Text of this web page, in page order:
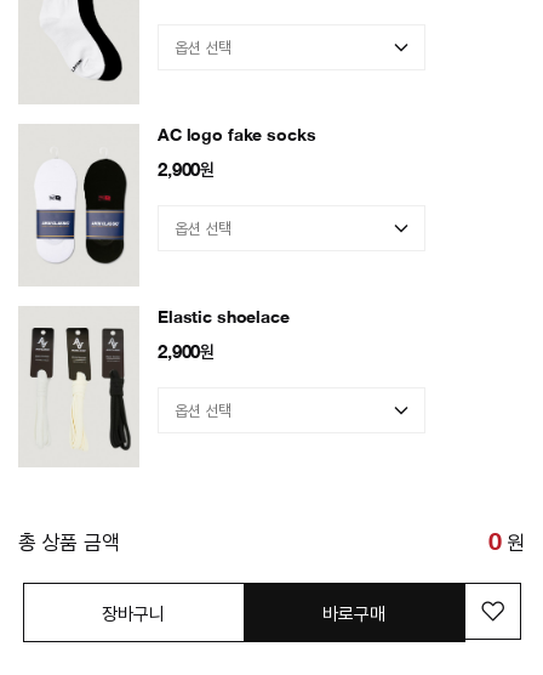
AC logo fake socks
2,900원
Elastic shoelace
2,900원
총 상품 금액 0 원
장바구니 바로구매